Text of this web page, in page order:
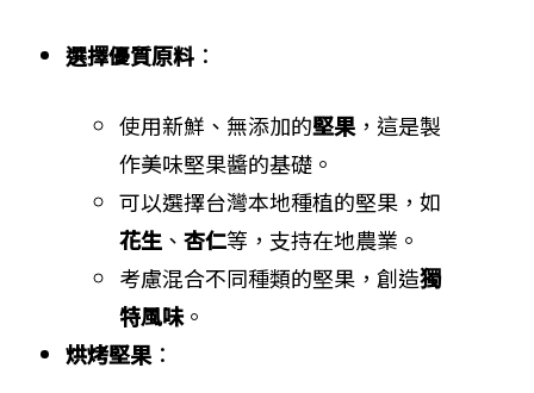
選擇優質原料 ：
使用新鮮、無添加的堅果 ，這是製
作美味堅果醬的基礎。
可以選擇台灣本地種植的堅果，如
花生 、 杏仁等，支持在地農業。
考慮混合不同種類的堅果，創造獨
特風味。
烘烤堅果 ：